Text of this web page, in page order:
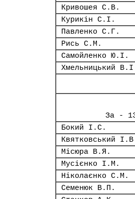
Кривошея С.В.
Курикін С.І.
Павленко С.Г.
Рись С.М.
Самойленко Ю.І.
Хмельницький
За -
Бокий І.С.
Квятковський
Місюра В.Я.
Мусієнко І.М.
Ніколаєнко С.М.
Семенюк В.П.